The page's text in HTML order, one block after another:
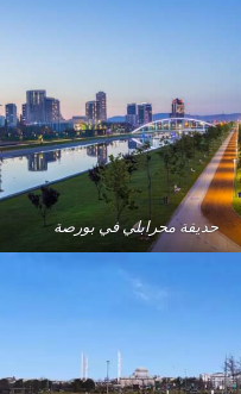
حديقة محرابلي في بورصة